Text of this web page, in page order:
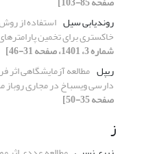
روندیابی سیل استفاده از
خاکستری برای تخمین
شماره 3، 1401، صفحه 31-46]
ریپل مطالعه آزمایشگاهی
دارسی ویسباخ در مجاری روباز
صفحه 35-50]
ز